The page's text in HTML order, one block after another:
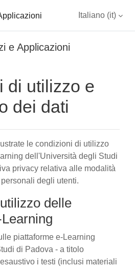
Italiano ‎(it)‎
e Applicazioni
di utilizzo e
dei dati
le condizioni di utilizzo
dell'Università degli Studi
privacy relativa alle modalità
degli utenti.
delle
piattaforme e-Learning
di Padova - a titolo
i testi (inclusi materiali